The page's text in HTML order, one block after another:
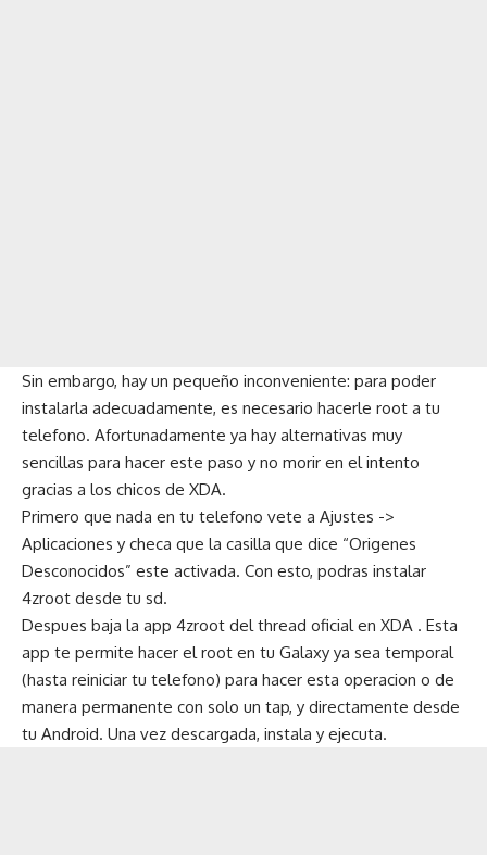
Sin embargo, hay un pequeño inconveniente: para poder
instalarla adecuadamente, es necesario hacerle root a tu
telefono. Afortunadamente ya hay alternativas muy
sencillas para hacer este paso y no morir en el intento
gracias a los chicos de XDA.
Primero que nada en tu telefono vete a Ajustes ->
Aplicaciones y checa que la casilla que dice “Origenes
Desconocidos” este activada. Con esto, podras instalar
4zroot desde tu sd.
Despues baja la app 4zroot delthread oficialen XDA . Esta
app te permite hacer el root en tu Galaxy ya sea temporal
(hasta reiniciar tu telefono) para hacer esta operacion o de
manera permanente con solo un tap, y directamente desde
tu Android. Una vez descargada, instala y ejecuta.